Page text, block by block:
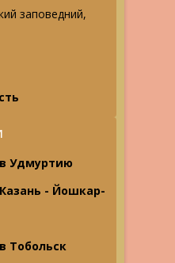
заповедний,
Удмуртию
- Йошкар-
Тобольск